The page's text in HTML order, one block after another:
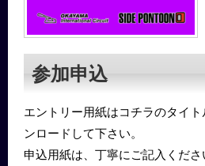
参加申込
エントリー用紙はコチラのタイ
ンロードして下さい。
申込用紙は、丁寧にご記入くだ